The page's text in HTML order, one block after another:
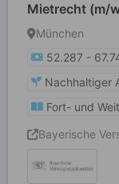
Mietrecht (m/
München
52.287 -
Nachhaltiger
Fort- und
Bayerische